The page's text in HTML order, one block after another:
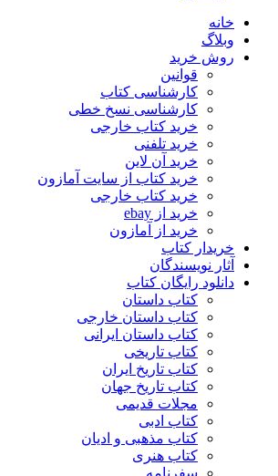
خانه
وبلاگ
روش خرید
قوانین
کارشناسی کتاب
کارشناسی نسخ خطی
خرید کتاب خارجی
خرید تلفنی
خرید آن لاین
خرید کتاب از سایت آمازون
خرید کتاب خارجی
خرید از ebay
خرید از آمازون
خریدار کتاب
آثار نویسندگان
دانلود رایگان کتاب
کتاب داستان
کتاب داستان خارجی
کتاب داستان ایرانی
کتاب تاریخی
کتاب تاریخ ایران
کتاب تاریخ جهان
مجلات قدیمی
کتاب ادبی
کتاب مذهبی و ادیان
کتاب هنری
سفرنامه